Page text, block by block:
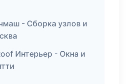
- Сборка узлов и
Интерьер - Окна и